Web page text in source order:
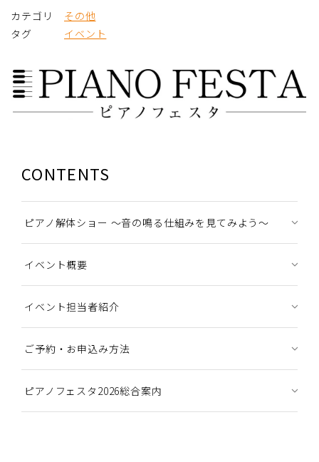
カテゴリ
その他
タグ
イベント
CONTENTS
ピアノ解体ショー ～音の鳴る仕組みを見てみよう～
イベント概要
イベント担当者紹介
ご予約・お申込み方法
ピアノフェスタ2026総合案内